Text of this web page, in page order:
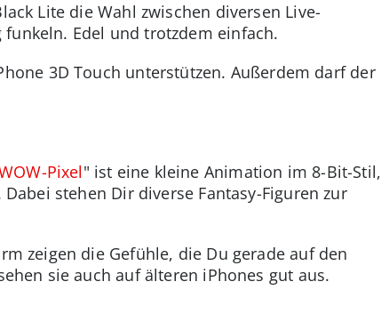
Lite die Wahl zwischen diversen Live-
Edel und trotzdem einfach.
3D Touch unterstützen. Außerdem darf der
Pixel" ist eine kleine Animation im 8-Bit-Stil,
stehen Dir diverse Fantasy-Figuren zur
zeigen die Gefühle, die Du gerade auf den
sie auch auf älteren iPhones gut aus.